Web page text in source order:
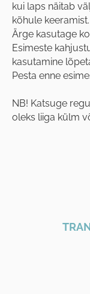
kui laps näitab
kõhule keeramist.
Ärge kasutage
Esimeste
kasutamine
Pesta enne
NB! Katsuge
oleks liiga külm